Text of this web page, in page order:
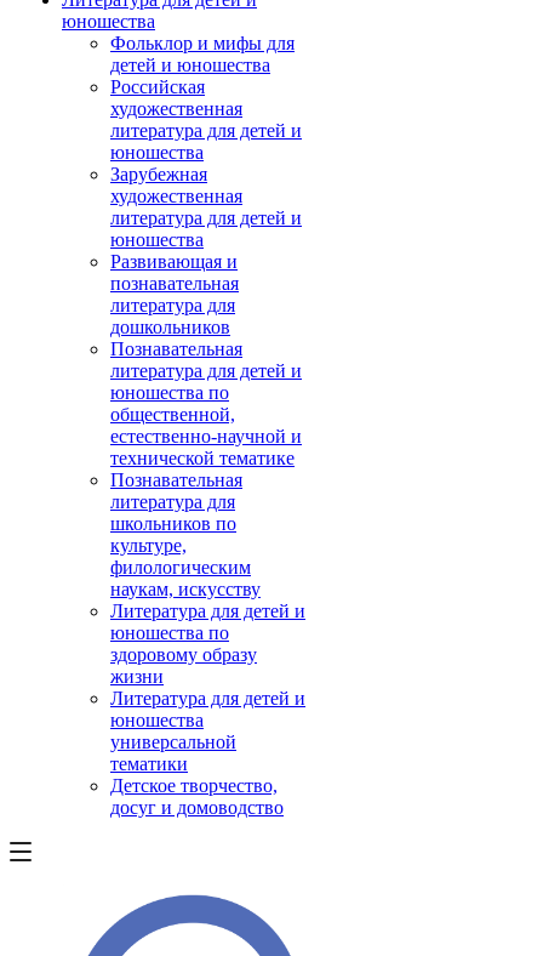
юношества
Фольклор и мифы для
детей и юношества
Российская
художественная
литература для детей и
юношества
Зарубежная
художественная
литература для детей и
юношества
Развивающая и
познавательная
литература для
дошкольников
Познавательная
литература для детей и
юношества по
общественной,
естественно-научной и
технической тематике
Познавательная
литература для
школьников по
культуре,
филологическим
наукам, искусству
Литература для детей и
юношества по
здоровому образу
жизни
Литература для детей и
юношества
универсальной
тематики
Детское творчество,
досуг и домоводство